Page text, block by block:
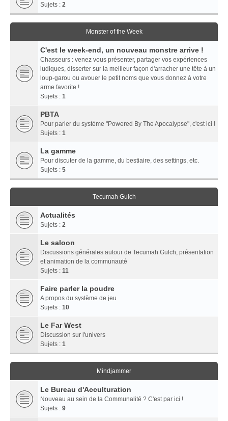
Sujets : 2
Monster of the Week
C'est le week-end, un nouveau monstre arrive !
Chasseurs : venez vous présenter, partager vos expériences
ludiques, disserter sur la meilleur façon d'arracher une tête à un
loup-garou ou avouer le petit noms que vous donnez à votre
arme favorite !
Sujets : 1
PBTA
Pour parler du système "Powered By The Apocalypse", c'est ici !
Sujets : 1
La gamme
Pour discuter de la gamme, du bestiaire, des settings, etc.
Sujets : 5
Tecumah Gulch
Actualités
Sujets : 2
Le saloon
Discussions générales autour de Tecumah Gulch, présentation
et animation de la communauté
Sujets : 11
Faire parler la poudre
A propos du système de jeu
Sujets : 10
Le Far West
Discussion sur l'univers
Sujets : 1
Mindjammer
Le Bureau d'Acculturation
Nouveau au sein de la Communalité ? C'est par ici !
Sujets : 9